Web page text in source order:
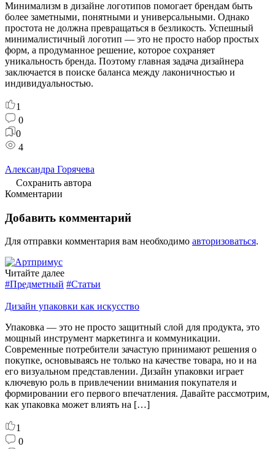
Минимализм в дизайне логотипов помогает брендам быть
более заметными, понятными и универсальными. Однако
простота не должна превращаться в безликость. Успешный
минималистичный логотип — это не просто набор простых
форм, а продуманное решение, которое сохраняет
уникальность бренда. Поэтому главная задача дизайнера
заключается в поиске баланса между лаконичностью и
индивидуальностью.
1
0
0
4
Александра Горячева
Сохранить автора
Комментарии
Добавить комментарий
Для отправки комментария вам необходимо авторизоваться.
Читайте далее
#Предметный #Статьи
Дизайн упаковки как искусство
Упаковка — это не просто защитный слой для продукта, это
мощный инструмент маркетинга и коммуникации.
Современные потребители зачастую принимают решения о
покупке, основываясь не только на качестве товара, но и на
его визуальном представлении. Дизайн упаковки играет
ключевую роль в привлечении внимания покупателя и
формировании его первого впечатления. Давайте рассмотрим,
как упаковка может влиять на […]
1
0